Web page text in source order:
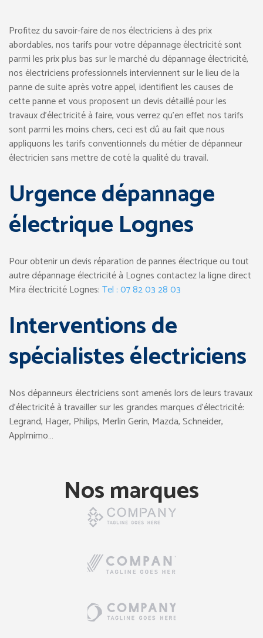
Profitez du savoir-faire de nos électriciens à des prix
abordables, nos tarifs pour votre dépannage électricité sont
parmi les prix plus bas sur le marché du dépannage électricité,
nos électriciens professionnels interviennent sur le lieu de la
panne de suite après votre appel, identifient les causes de
cette panne et vous proposent un devis détaillé pour les
travaux d’électricité à faire, vous verrez qu’en effet nos tarifs
sont parmi les moins chers, ceci est dû au fait que nous
appliquons les tarifs conventionnels du métier de dépanneur
électricien sans mettre de coté la qualité du travail.
Urgence dépannage
électrique Lognes
Pour obtenir un devis réparation de pannes électrique ou tout
autre dépannage électricité à Lognes contactez la ligne direct
Mira électricité Lognes:Tel : 07 82 03 28 03
Interventions de
spécialistes électriciens
Nos dépanneurs électriciens sont amenés lors de leurs travaux
d’électricité à travailler sur les grandes marques d’électricité:
Legrand, Hager, Philips, Merlin Gerin, Mazda, Schneider,
Applmimo…
Nos marques